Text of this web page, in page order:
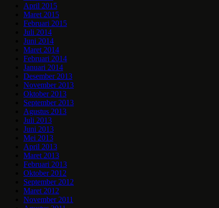
April 2015
Maret 2015
Februari 2015
Juli 2014
Juni 2014
Maret 2014
Februari 2014
Januari 2014
Desember 2013
November 2013
Oktober 2013
September 2013
Agustus 2013
Juli 2013
Juni 2013
Mei 2013
April 2013
Maret 2013
Februari 2013
Oktober 2012
September 2012
Maret 2012
November 2011